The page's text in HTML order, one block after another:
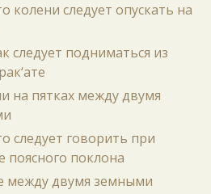
колени следует опускать на
следует подниматься из
на пятках между двумя
следует говорить при
поясного поклона
между двумя земными